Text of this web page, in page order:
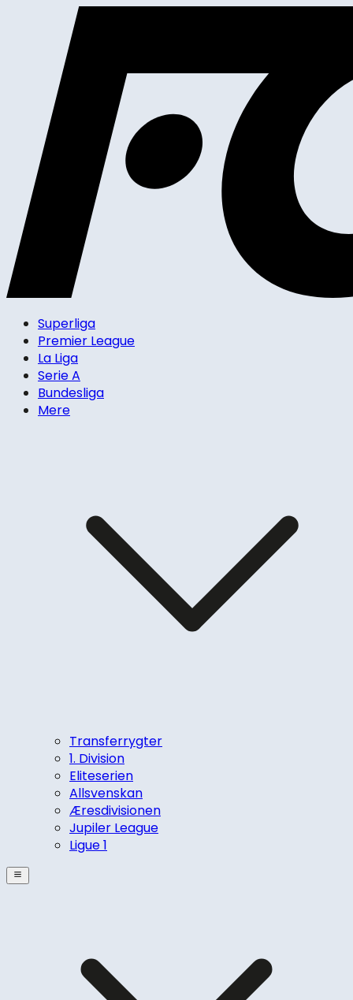
Superliga
Premier League
La Liga
Serie A
Bundesliga
Mere
Transferrygter
1. Division
Eliteserien
Allsvenskan
Æresdivisionen
Jupiler League
Ligue 1